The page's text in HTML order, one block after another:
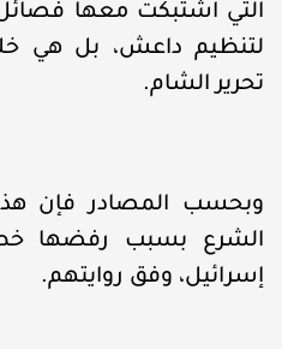
التي اشتبكت معها
لتنظيم داعش، بل هي
تحرير الشام.
وبحسب المصادر فإن
الشرع بسبب رفضها
إسرائيل، وفق روايتهم.